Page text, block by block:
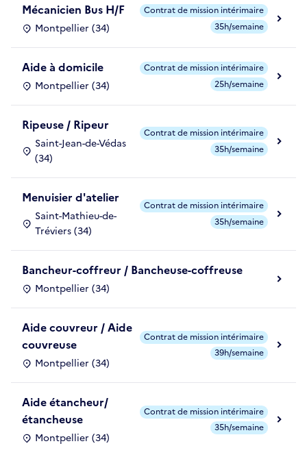
Mécanicien Bus H/F
Montpellier (34)
Contrat de mission intérimaire
35h/semaine
Aide à domicile
Montpellier (34)
Contrat de mission intérimaire
25h/semaine
Ripeuse / Ripeur
Saint-Jean-de-Védas
(34)
Contrat de mission intérimaire
35h/semaine
Menuisier d'atelier
Saint-Mathieu-de-
Tréviers (34)
Contrat de mission intérimaire
35h/semaine
Bancheur-coffreur / Bancheuse-coffreuse
Montpellier (34)
Aide couvreur / Aide
couvreuse
Montpellier (34)
Contrat de mission intérimaire
39h/semaine
Aide étancheur/
étancheuse
Montpellier (34)
Contrat de mission intérimaire
35h/semaine